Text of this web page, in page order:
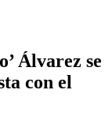
Álvarez se
con el